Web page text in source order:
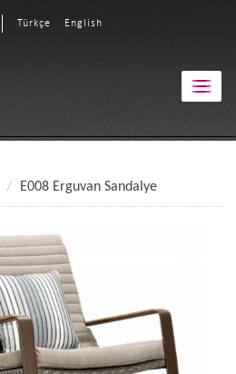
Türkçe English
E008 Erguvan Sandalye